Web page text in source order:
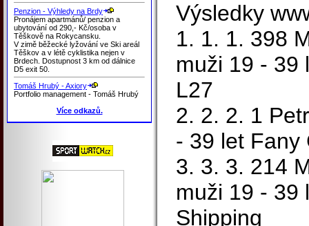
Penzion - Výhledy na Brdy
Pronájem apartmánů/ penzion a
ubytování od 290,- Kč/osoba v
Těškově na Rokycansku.
V zimě běžecké lyžování ve Ski areál
Těškov a v létě cyklistika nejen v
Brdech. Dostupnost 3 km od dálnice
D5 exit 50.
Tomáš Hrubý - Axiory
Portfolio management - Tomáš Hrubý
Více odkazů.
Výsledky
1. 1. 1. 398
muži 19 - 39
L27
2. 2. 2. 1
- 39 let Fany
3. 3. 3. 214
muži 19 - 39
Shipping